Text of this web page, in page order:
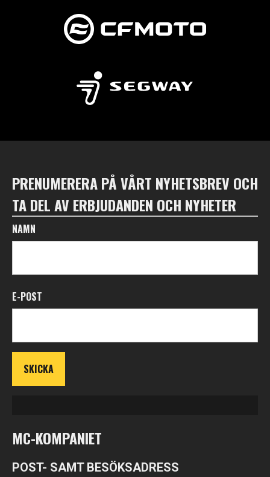
PRENUMERERA PÅ VÅRT NYHETSBREV OCH
TA DEL AV ERBJUDANDEN OCH NYHETER
NAMN
E-POST
MC-KOMPANIET
POST- SAMT BESÖKSADRESS